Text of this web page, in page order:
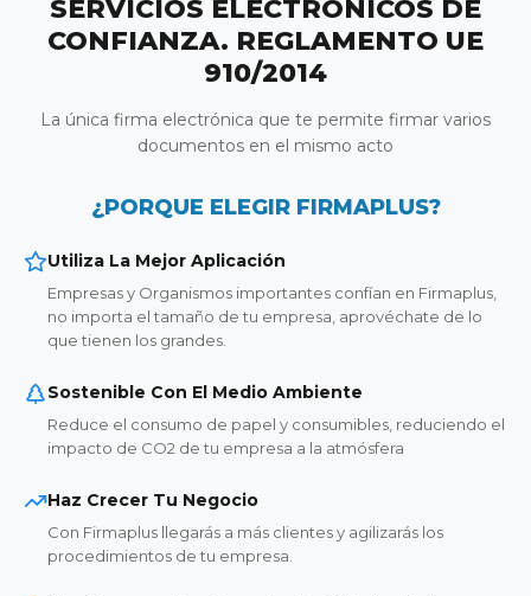
SERVICIOS ELECTRÓNICOS DE
CONFIANZA. REGLAMENTO UE
910/2014
La única firma electrónica que te permite firmar varios
documentos en el mismo acto
¿PORQUE ELEGIR FIRMAPLUS?
Utiliza La Mejor Aplicación
Empresas y Organismos importantes confían en Firmaplus,
no importa el tamaño de tu empresa, aprovéchate de lo
que tienen los grandes.
Sostenible Con El Medio Ambiente
Reduce el consumo de papel y consumibles, reduciendo el
impacto de CO2 de tu empresa a la atmósfera
Haz Crecer Tu Negocio
Con Firmaplus llegarás a más clientes y agilizarás los
procedimientos de tu empresa.